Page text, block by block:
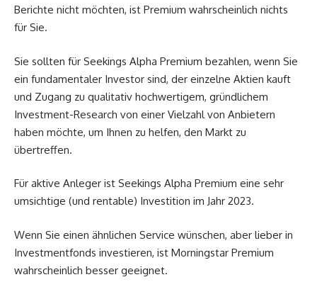
Berichte nicht möchten, ist Premium wahrscheinlich nichts
für Sie.
Sie sollten für Seekings Alpha Premium bezahlen, wenn Sie
ein fundamentaler Investor sind, der einzelne Aktien kauft
und Zugang zu qualitativ hochwertigem, gründlichem
Investment-Research von einer Vielzahl von Anbietern
haben möchte, um Ihnen zu helfen, den Markt zu
übertreffen.
Für aktive Anleger ist Seekings Alpha Premium eine sehr
umsichtige (und rentable) Investition im Jahr 2023.
Wenn Sie einen ähnlichen Service wünschen, aber lieber in
Investmentfonds investieren, ist Morningstar Premium
wahrscheinlich besser geeignet.